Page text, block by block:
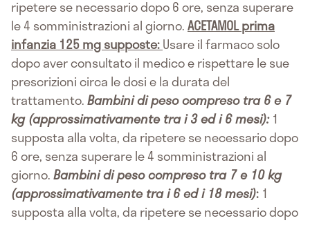
ripetere se necessario dopo 6 ore, senza superare
le 4 somministrazioni al giorno.ACETAMOL prima
infanzia 125 mg supposte:Usare il farmaco solo
dopo aver consultato il medico e rispettare le sue
prescrizioni circa le dosi e la durata del
trattamento.Bambini di peso compreso tra 6 e 7
kg (approssimativamente tra i 3 ed i 6 mesi): 1
supposta alla volta, da ripetere se necessario dopo
6 ore, senza superare le 4 somministrazioni al
giorno.Bambini di peso compreso tra 7 e 10 kg
(approssimativamente tra i 6 ed i 18 mesi): 1
supposta alla volta, da ripetere se necessario dopo